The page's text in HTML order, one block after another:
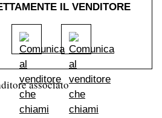
IL VENDITORE
associato